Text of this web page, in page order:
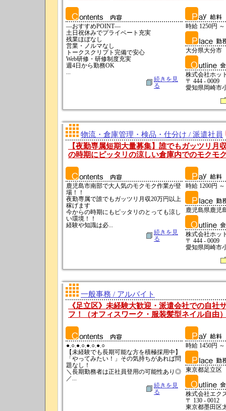
―おすすめPOINT―
土日祝休みでプライベート充実
残業ほぼなし
営業・ノルマなし
トークスクリプト完備で安心
Web研修・研修制度充実
週4日から勤務OK
...
続きを見
る
時給 1250円 ～
大分県大分市
株式会社ホッ
〒 444 - 0009
愛知県岡崎市
物流・倉庫管理・検品・仕分け / 派遣社員
【夜勤専属短期大量募集】誰でもガッツリ月
の時期にピッタリの涼しい倉庫内でのモクモ
鹿児島市南部で大人気のモクモク作業が登
場！！
夜勤専属で誰でもガッツリ月収20万円以上
稼げます
今からの時期にもピッタリのとっても涼し
い環境！！
経験や知識は必...
続きを見
る
時給 1200円 ～
鹿児島県鹿児
株式会社ホッ
〒 444 - 0009
愛知県岡崎市
一般事務 / アルバイト
《足立区》未経験大歓迎・派遣会社での自社
フ！（オフィスワーク・服装髪型ネイル自
●.○.●.○.●.○.●.○
【未経験でも長期可能な方を積極採用中】
「やってみたい！」その気持ちがあれば問
題なし！
＼長期勤務者は正社員登用の可能性あり◎
／...
続きを見
る
時給 1450円 ～
東京都足立区
株式会社エク
〒 130 - 0012
東京都墨田区